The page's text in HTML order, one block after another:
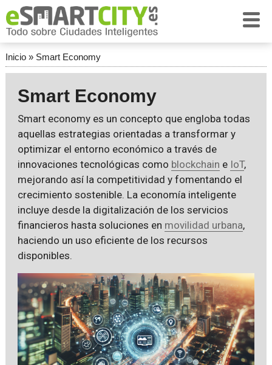
Inicio» Smart Economy
Smart Economy
Smart economy es un concepto que engloba todas
aquellas estrategias orientadas a transformar y
optimizar el entorno económico a través de
innovaciones tecnológicas como blockchain e IoT,
mejorando así la competitividad y fomentando el
crecimiento sostenible. La economía inteligente
incluye desde la digitalización de los servicios
financieros hasta soluciones en movilidad urbana,
haciendo un uso eficiente de los recursos
disponibles.